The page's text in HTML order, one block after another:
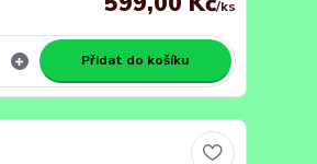
/ks
Přidat do košíku